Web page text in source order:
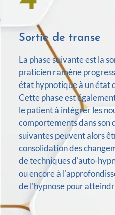
Sortie de transe
La phase suivante est la
praticien ramène
état hypnotique à un état
Cette phase est
le patient à intégrer les
comportements dans son
suivantes peuvent alors
consolidation des
de techniques d'auto-
ou encore à
de l'hypnose pour